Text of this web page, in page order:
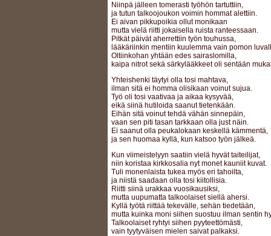
Niinpä jälleen tomerasti työhön tartuttiin,
ja tutun talkoojoukon voimin hommat alettiin.
Ei aivan pikkupoikia ollut monikaan
mutta vielä riitti jokaisella ruista ranteessaan.
Pitkät päivät aherrettiin työn touhussa,
lääkäriinkin mentiin kuulemma vain pomon
Oltiinkohan yhtään edes sairaslomilla,
kaipa nitrot sekä särkylääkkeet oli sentään
Yhteishenki täytyi olla tosi mahtava,
ilman sitä ei homma olisikaan voinut sujua.
Työ oli tosi vaativaa ja aikaa kysyvää,
eikä siinä hutiloida saanut tietenkään.
Eihän sitä voinut tehdä vähän sinnepäin,
vaan sen piti tasan tarkkaan olla just näin.
Ei saanut olla peukalokaan keskellä kämmentä,
ja sen huomaa kyllä, kun katsoo työn jälkeä.
Kun viimeistelyyn saatiin vielä hyvät taiteilijat,
niin koristaa kirkkosalia nyt monet kauniit kuvat.
Tuli monenlaista tukea myös eri tahoilta,
ja niistä saadaan olla tosi kiitollisia.
Riitti siinä urakkaa vuosikausiksi,
mutta uupumatta talkoolaiset siellä ahersi.
Kyllä työtä riittää tekevälle, sehän tiedetään,
mutta kuinka moni siihen suostuu ilman sentin
Talkoolaiset ryhtyi siihen pyyteettömästi,
vain tyytyväisen mielen saivat palkaksi.